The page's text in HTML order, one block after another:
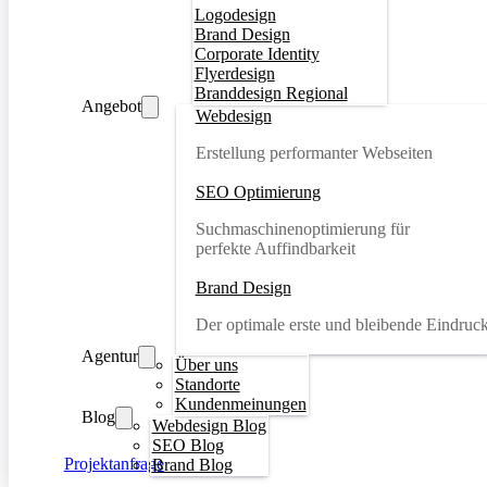
Logodesign
Brand Design
Corporate Identity
Flyerdesign
Branddesign Regional
Angebot
Webdesign
Erstellung performanter Webseiten
SEO Optimierung
Suchmaschinenoptimierung für
perfekte Auffindbarkeit
Brand Design
Der optimale erste und bleibende
Agentur
Über uns
Standorte
Kundenmeinungen
Blog
Webdesign Blog
SEO Blog
Brand Blog
Projektanfrage